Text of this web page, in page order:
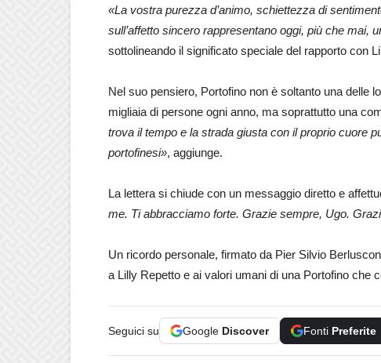
«La vostra purezza d’animo, schiettezza di
sull’affetto sincero rappresentano oggi, più che mai,
sottolineando il significato speciale del rapporto con
Nel suo pensiero, Portofino non è soltanto una delle
migliaia di persone ogni anno, ma soprattutto una
trova il tempo e la strada giusta con il proprio cuore
portofinesi», aggiunge.
La lettera si chiude con un messaggio diretto e
me. Ti abbracciamo forte. Grazie sempre, Ugo.
Un ricordo personale, firmato da Pier Silvio
a Lilly Repetto e ai valori umani di una Portofino che
Seguici su Google Discover Fonti Preferite